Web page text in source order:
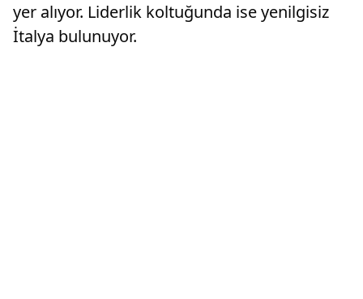
yer alıyor. Liderlik koltuğunda ise yenilgisiz
İtalya bulunuyor.